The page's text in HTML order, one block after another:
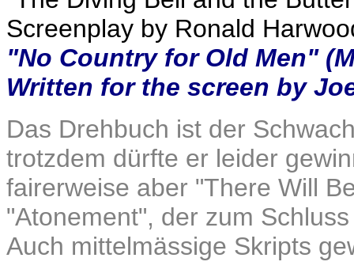
Screenplay by Ronald
"No Country for Old Men"
Written for the screen by
Das Drehbuch ist der
trotzdem dürfte er leider
fairerweise aber "There Will
"Atonement", der zum
Auch mittelmässige Skripts